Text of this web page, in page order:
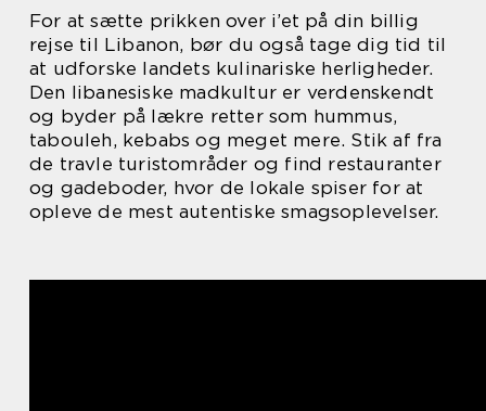
For at sætte prikken over i’et på din billig
rejse til Libanon, bør du også tage dig tid til
at udforske landets kulinariske herligheder.
Den libanesiske madkultur er verdenskendt
og byder på lækre retter som hummus,
tabouleh, kebabs og meget mere. Stik af fra
de travle turistområder og find restauranter
og gadeboder, hvor de lokale spiser for at
opleve de mest autentiske smagsoplevelser.